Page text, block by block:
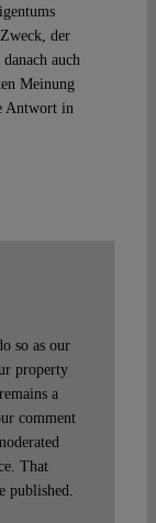
der
auch
Meinung
Antwort in
so as our
property
a
comment
That
published.